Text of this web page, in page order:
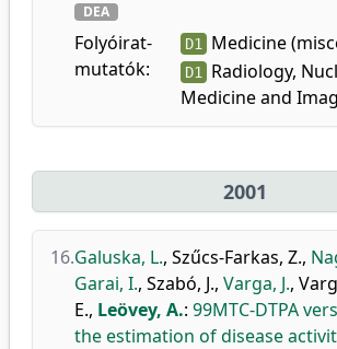
DEA
Folyóirat-
mutatók:
D1 Medicine
D1
Radiology,
Medicine and
2001
16.Galuska, L., Szűcs-Farkas, Z.,
Garai, I., Szabó, J., Varga, J.,
E., Leövey, A.: 99MTC-DTPA
the estimation of disease